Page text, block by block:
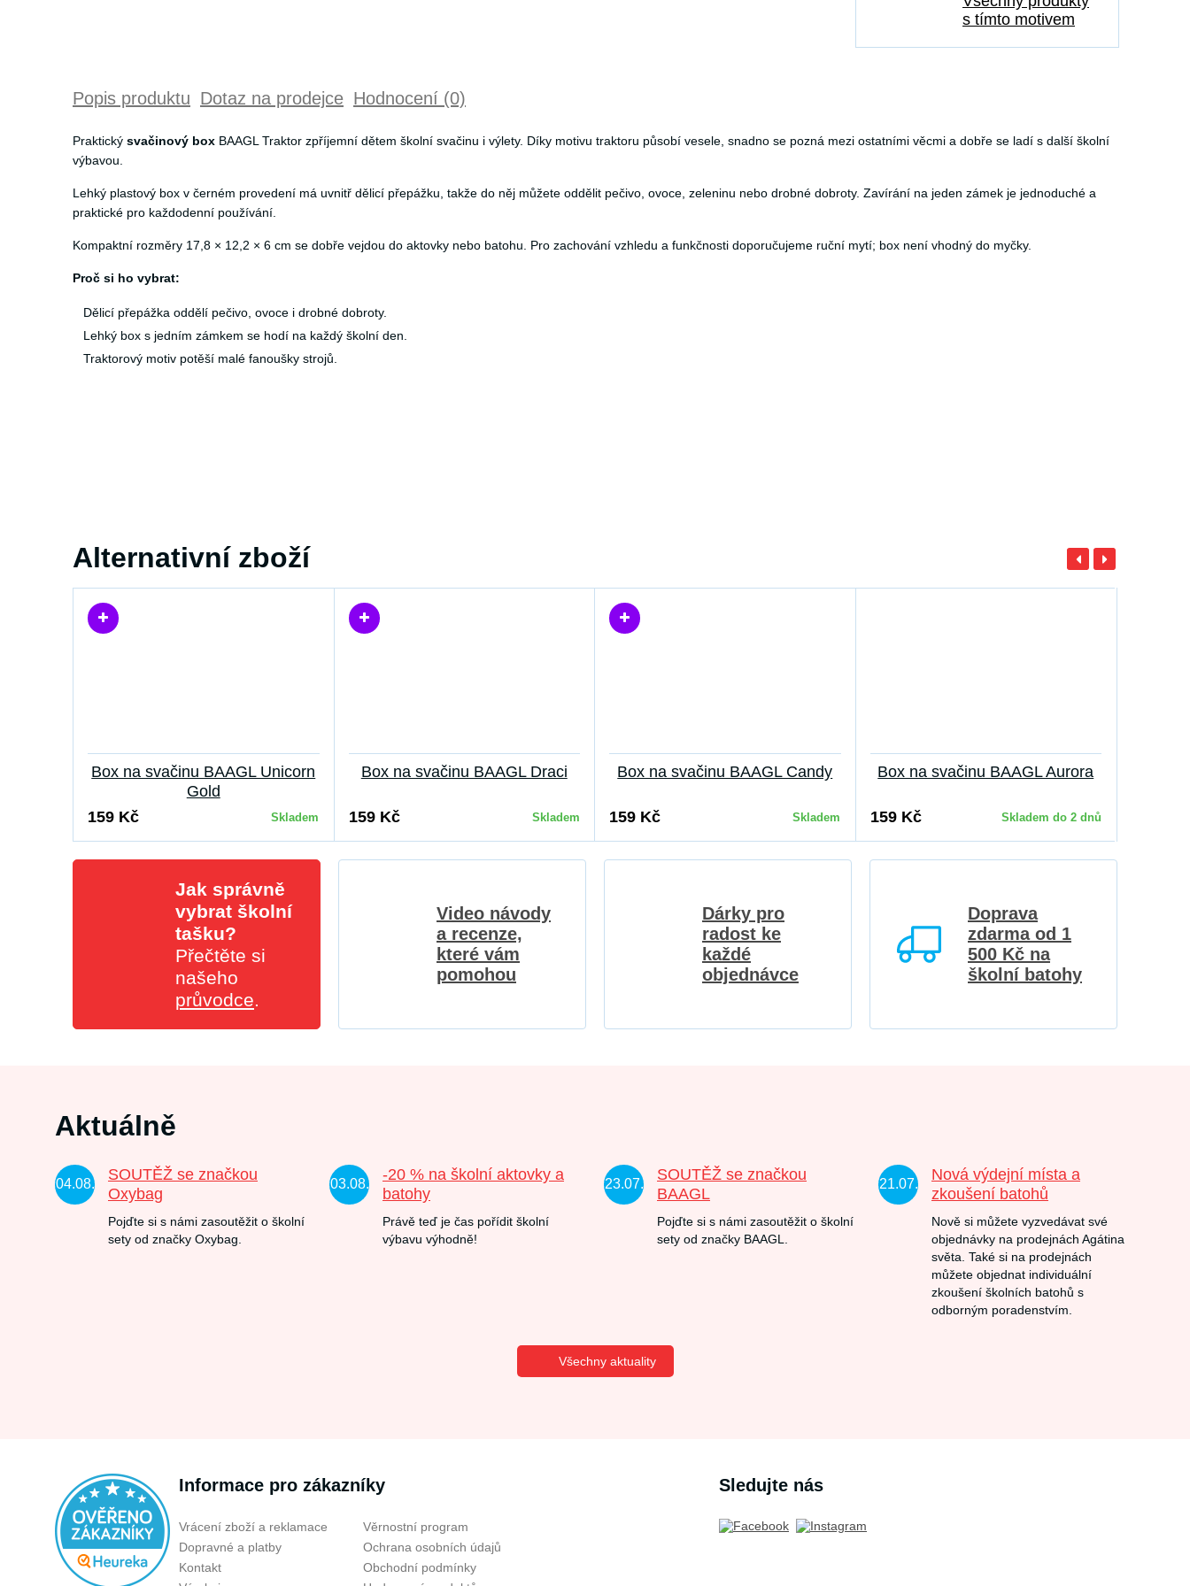
s tímto motivem
Popis produktu Dotaz na prodejce Hodnocení (0)
Praktický svačinový box BAAGL Traktor zpříjemní dětem školní svačinu i výlety. Díky motivu traktoru působí vesele, snadno se pozná mezi ostatními věcmi a dobře se ladí s další školní
výbavou.
Lehký plastový box v černém provedení má uvnitř dělicí přepážku, takže do něj můžete oddělit pečivo, ovoce, zeleninu nebo drobné dobroty. Zavírání na jeden zámek je jednoduché a
praktické pro každodenní používání.
Kompaktní rozměry 17,8 × 12,2 × 6 cm se dobře vejdou do aktovky nebo batohu. Pro zachování vzhledu a funkčnosti doporučujeme ruční mytí; box není vhodný do myčky.
Proč si ho vybrat:
Dělicí přepážka oddělí pečivo, ovoce i drobné dobroty.
Lehký box s jedním zámkem se hodí na každý školní den.
Traktorový motiv potěší malé fanoušky strojů.
Alternativní zboží
Box na svačinu BAAGL Unicorn
Gold
159 Kč
Skladem
Box na svačinu BAAGL Draci
159 Kč Skladem
Box na svačinu BAAGL Candy
159 Kč Skladem
Box na svačinu BAAGL Aurora
159 Kč Skladem do 2 dnů
Jak správně
vybrat školní
tašku?
Přečtěte si
našeho
průvodce.
Video návody
a recenze,
které vám
pomohou
Dárky pro
radost ke
každé
objednávce
Doprava
zdarma od 1
500 Kč na
školní batohy
Aktuálně
04.08.
SOUTĚŽ se značkou
Oxybag
Pojďte si s námi zasoutěžit o školní
sety od značky Oxybag.
03.08.
-20 % na školní aktovky a
batohy
Právě teď je čas pořídit školní
výbavu výhodně!
23.07.
SOUTĚŽ se značkou
BAAGL
Pojďte si s námi zasoutěžit o školní
sety od značky BAAGL.
21.07.
Nová výdejní místa a
zkoušení batohů
Nově si můžete vyzvedávat své
objednávky na prodejnách Agátina
světa. Také si na prodejnách
můžete objednat individuální
zkoušení školních batohů s
odborným poradenstvím.
Všechny aktuality
Informace pro zákazníky
Vrácení zboží a reklamace
Dopravné a platby
Kontakt
Věrnostní program
Ochrana osobních údajů
Obchodní podmínky
Sledujte nás